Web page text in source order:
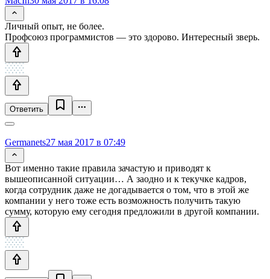
Личный опыт, не более.
Профсоюз программистов — это здорово. Интересный зверь.
Ответить
Germanets27 мая 2017 в 07:49
Вот именно такие правила зачастую и приводят к
вышеописанной ситуации… А заодно и к текучке кадров,
когда сотрудник даже не догадывается о том, что в этой же
компании у него тоже есть возможность получить такую
сумму, которую ему сегодня предложили в другой компании.